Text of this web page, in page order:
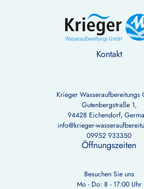
Kontakt
Krieger Wasseraufbereitungs
Gutenbergstraße 1,
94428 Eichendorf,
info@krieger-
09952 933350
Öffnungszeiten
Besuchen Sie uns
Mo - Do: 8 - 17:00 Uhr